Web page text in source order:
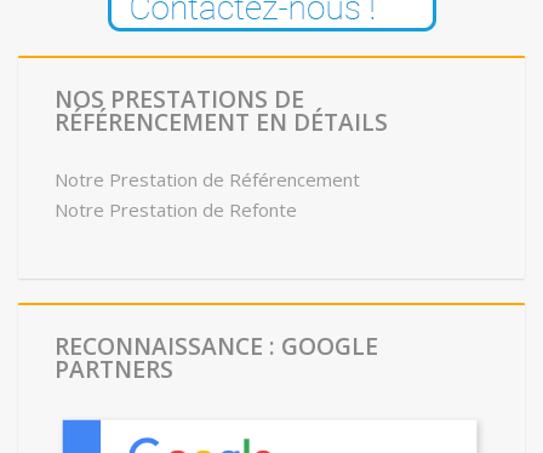
NOS PRESTATIONS DE
RÉFÉRENCEMENT EN DÉTAILS
Notre Prestation de Référencement
Notre Prestation de Refonte
RECONNAISSANCE : GOOGLE
PARTNERS